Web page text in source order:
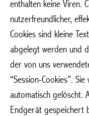
enthalten keine Viren.
nutzerfreundlicher,
Cookies sind kleine
abgelegt werden und
der von uns
“Session-Cookies”.
automatisch gelöscht.
Endgerät gespeichert